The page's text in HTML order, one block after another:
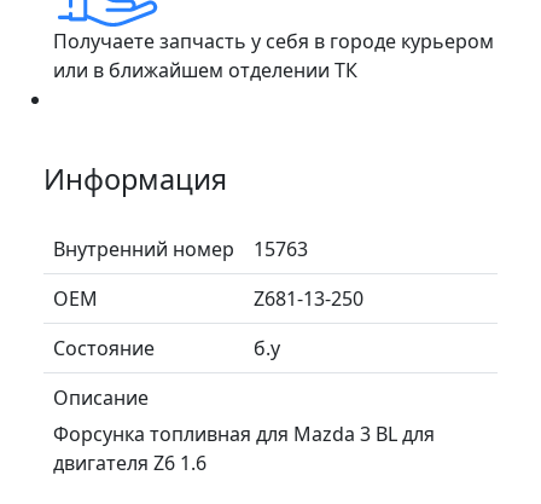
Получаете запчасть у себя в городе курьером
или в ближайшем отделении ТК
Информация
Внутренний номер
15763
ОЕМ
Z681-13-250
Состояние
б.у
Описание
Форсунка топливная для Mazda 3 BL для
двигателя Z6 1.6